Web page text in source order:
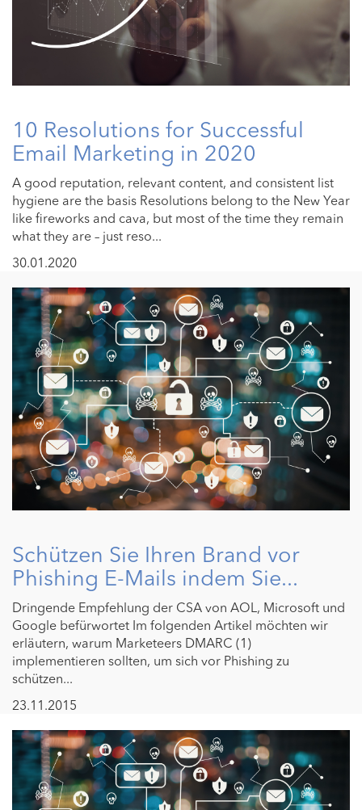
10 Resolutions for Successful
Email Marketing in 2020
A good reputation, relevant content, and consistent list
hygiene are the basis Resolutions belong to the New Year
like fireworks and cava, but most of the time they remain
what they are – just reso...
30.01.2020
Schützen Sie Ihren Brand vor
Phishing E-Mails indem Sie...
Dringende Empfehlung der CSA von AOL, Microsoft und
Google befürwortet Im folgenden Artikel möchten wir
erläutern, warum Marketeers DMARC (1)
implementieren sollten, um sich vor Phishing zu
schützen...
23.11.2015